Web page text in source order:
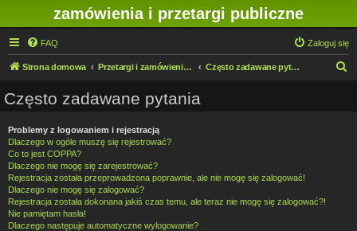
zamówienia i przetargi publiczne
FAQ Zaloguj się
Strona domowa Przetargi i zamówienia publiczne w IMN O/Legnica Często zadawane pytania
Często zadawane pytania
Problemy z logowaniem i rejestracją
Dlaczego w ogóle muszę się rejestrować?
Co to jest COPPA?
Dlaczego nie mogę się zarejestrować?
Rejestracja została przeprowadzona poprawnie, ale nie mogę się zalogować!
Dlaczego nie mogę się zalogować?
Rejestracja została dokonana jakiś czas temu, ale teraz nie mogę się zalogować?!
Nie pamiętam hasła!
Dlaczego następuje automatyczne wylogowanie?